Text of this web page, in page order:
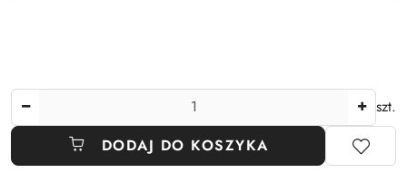
szt.
DODAJ DO KOSZYKA